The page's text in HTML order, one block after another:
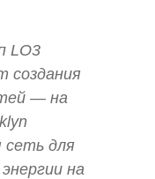
LO3
создания
— на
сеть для
на